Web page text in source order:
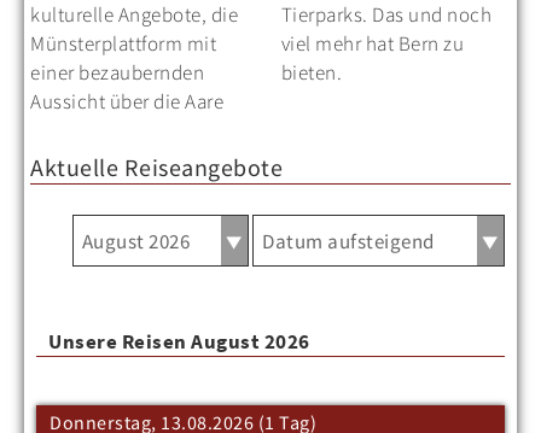
kulturelle Angebote, die
Münsterplattform mit
einer bezaubernden
Aussicht über die Aare
Tierparks. Das und noch
viel mehr hat Bern zu
bieten.
Aktuelle Reiseangebote
Unsere Reisen August 2026
Donnerstag, 13.08.2026 (1 Tag)